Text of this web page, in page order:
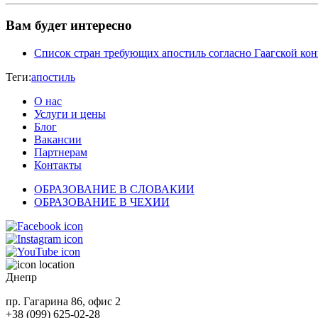
Вам будет интересно
Список стран требующих апостиль согласно Гаагской
Теги:апостиль
О нас
Услуги и цены
Блог
Вакансии
Партнерам
Контакты
ОБРАЗОВАНИЕ В СЛОВАКИИ
ОБРАЗОВАНИЕ В ЧЕХИИ
Днепр
пр. Гагарина 86, офис 2
+38 (099) 625-02-28